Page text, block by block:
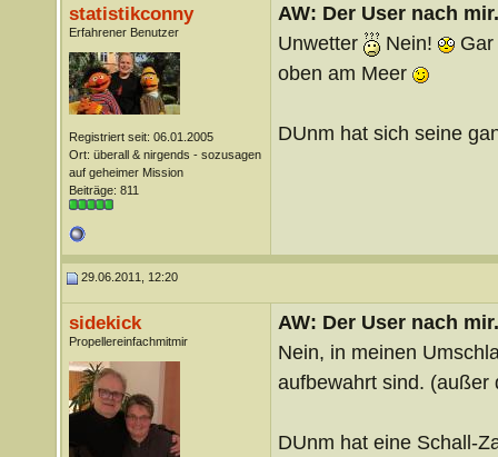
statistikconny
Erfahrener Benutzer
Registriert seit: 06.01.2005
Ort: überall & nirgends - sozusagen
auf geheimer Mission
Beiträge: 811
AW: Der User nach
Unwetter
Nein!
Gar
oben am Meer
DUnm hat sich seine
29.06.2011, 12:20
sidekick
Propellereinfachmitmir
AW: Der User nach
Nein, in meinen
aufbewahrt sind. (außer
DUnm hat eine Schall-